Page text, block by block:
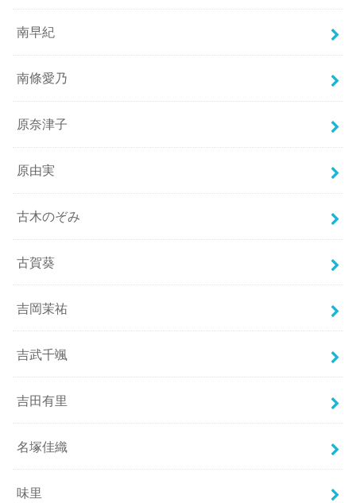
南早紀
南條愛乃
原奈津子
原由実
古木のぞみ
古賀葵
吉岡茉祐
吉武千颯
吉田有里
名塚佳織
味里